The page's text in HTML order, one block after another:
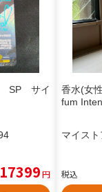
SP サイ
17399円
香水(女
fum
マイスト
税込